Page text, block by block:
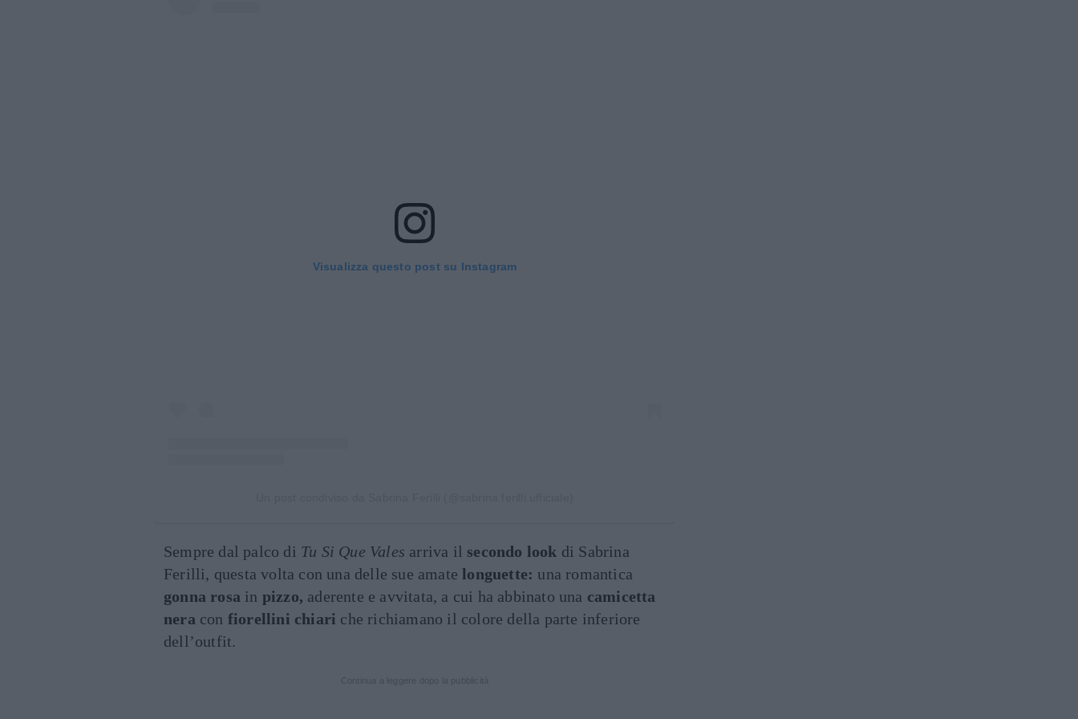
Visualizza questo post su Instagram
Sempre dal palco di Tu Si Que Vales arriva il secondo look di Sabrina
Ferilli, questa volta con una delle sue amate longuette: una romantica
gonna rosa in pizzo, aderente e avvitata, a cui ha abbinato una camicetta
nera con fiorellini chiari che richiamano il colore della parte inferiore
dell’outfit.